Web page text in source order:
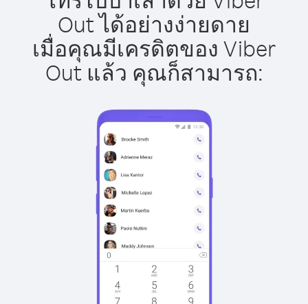
Out ได้อย่างง่ายดาย
เมื่อคุณมีเครดิตของ Viber
Out แล้ว คุณก็สามารถ: